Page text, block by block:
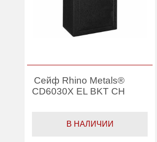
Сейф Rhino Metals®
CD6030X EL BKT CH
В НАЛИЧИИ